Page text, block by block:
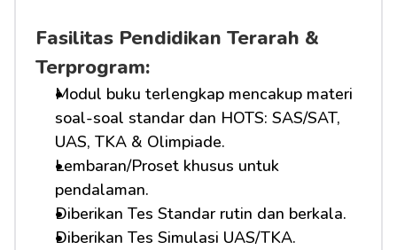
Fasilitas Pendidikan Terarah &
Terprogram:
Modul buku terlengkap mencakup materi
soal-soal standar dan HOTS: SAS/SAT,
UAS, TKA & Olimpiade.
Lembaran/Proset khusus untuk
pendalaman.
Diberikan Tes Standar rutin dan berkala.
Diberikan Tes Simulasi UAS/TKA.